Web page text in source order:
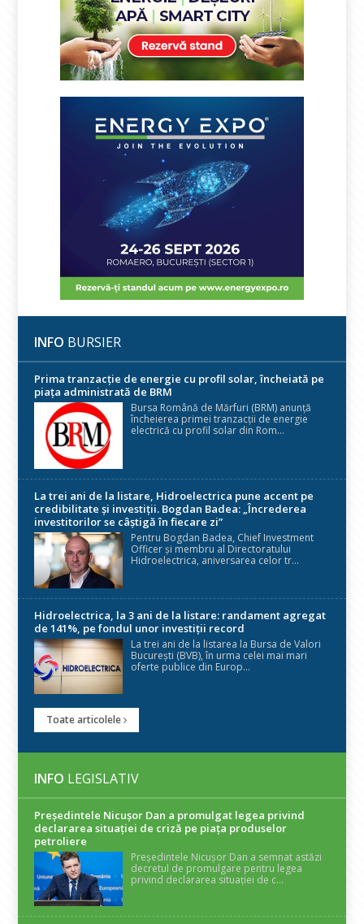
INFO BURSIER
Prima tranzacție de energie cu profil solar, încheiată pe
piața administrată de BRM
Bursa Română de Mărfuri (BRM) anunță
încheierea primei tranzacții de energie
electrică cu profil solar din Rom...
La trei ani de la listare, Hidroelectrica pune accent pe
credibilitate și investiții. Bogdan Badea: „Încrederea
investitorilor se câștigă în fiecare zi”
Pentru Bogdan Badea, Chief Investment
Officer și membru al Directoratului
Hidroelectrica, aniversarea celor tr...
Hidroelectrica, la 3 ani de la listare: randament agregat
de 141%, pe fondul unor investiții record
La trei ani de la listarea la Bursa de Valori
București (BVB), în urma celei mai mari
oferte publice din Europ...
Toate articolele
INFO LEGISLATIV
Președintele Nicuşor Dan a promulgat legea privind
declararea situaţiei de criză pe piaţa produselor
petroliere
Președintele Nicușor Dan a semnat astăzi
decretul de promulgare pentru legea
privind declararea situației de c...